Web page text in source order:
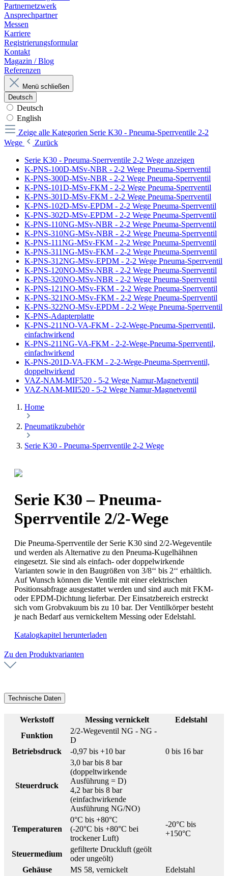
Partnernetzwerk
Ansprechpartner
Messen
Karriere
Registrierungsformular
Kontakt
Magazin / Blog
Referenzen
Menü schließen
Deutsch
Deutsch
English
Zeige alle Kategorien Serie K30 - Pneuma-Sperrventile 2-2
Wege
Zurück
Serie K30 - Pneuma-Sperrventile 2-2 Wege anzeigen
K-PNS-100D-MSv-NBR - 2-2 Wege Pneuma-Sperrventil
K-PNS-300D-MSv-NBR - 2-2 Wege Pneuma-Sperrventil
K-PNS-101D-MSv-FKM - 2-2 Wege Pneuma-Sperrventil
K-PNS-301D-MSv-FKM - 2-2 Wege Pneuma-Sperrventil
K-PNS-102D-MSv-EPDM - 2-2 Wege Pneuma-Sperrventil
K-PNS-302D-MSv-EPDM - 2-2 Wege Pneuma-Sperrventil
K-PNS-110NG-MSv-NBR - 2-2 Wege Pneuma-Sperrventil
K-PNS-310NG-MSv-NBR - 2-2 Wege Pneuma-Sperrventil
K-PNS-111NG-MSv-FKM - 2-2 Wege Pneuma-Sperrventil
K-PNS-311NG-MSv-FKM - 2-2 Wege Pneuma-Sperrventil
K-PNS-312NG-MSv-EPDM - 2-2 Wege Pneuma-Sperrventil
K-PNS-120NO-MSv-NBR - 2-2 Wege Pneuma-Sperrventil
K-PNS-320NO-MSv-NBR - 2-2 Wege Pneuma-Sperrventil
K-PNS-121NO-MSv-FKM - 2-2 Wege Pneuma-Sperrventil
K-PNS-321NO-MSv-FKM - 2-2 Wege Pneuma-Sperrventil
K-PNS-322NO-MSv-EPDM - 2-2 Wege Pneuma-Sperrventil
K-PNS-Adapterplatte
K-PNS-211NO-VA-FKM - 2-2-Wege-Pneuma-Sperrventil,
einfachwirkend
K-PNS-211NG-VA-FKM - 2-2-Wege-Pneuma-Sperrventil,
einfachwirkend
K-PNS-201D-VA-FKM - 2-2-Wege-Pneuma-Sperrventil,
doppeltwirkend
VAZ-NAM-MIF520 - 5-2 Wege Namur-Magnetventil
VAZ-NAM-MII520 - 5-2 Wege Namur-Magnetventil
Home
Pneumatikzubehör
Serie K30 - Pneuma-Sperrventile 2-2 Wege
Serie K30 – Pneuma-
Sperrventile 2/2-Wege
Die Pneuma-Sperrventile der Serie K30 sind 2/2-Wegeventile
und werden als Alternative zu den Pneuma-Kugelhähnen
eingesetzt. Sie sind als einfach- oder doppelwirkende
Varianten sowie in den Baugrößen von 3/8‘‘ bis 2‘‘ erhältlich.
Auf Wunsch können die Ventile mit einer elektrischen
Positionsabfrage ausgestattet werden und sind auch mit FKM-
oder EPDM-Dichtung lieferbar. Der Einsatzbereich erstreckt
sich vom Grobvakuum bis zu 10 bar. Der Ventilkörper besteht
je nach Bedarf aus vernickeltem Messing oder Edelstahl.
Katalogkapitel herunterladen
Zu den Produktvarianten
Technische Daten
Werkstoff Messing vernickelt
Edelstahl
Funktion
2/2-Wegeventil NG - NG -
D
Betriebsdruck
-0,97 bis +10 bar 0 bis 16 bar
Steuerdruck
3,0 bar bis 8 bar
(doppeltwirkende
Ausführung = D)
4,2 bar bis 8 bar
(einfachwirkende
Ausführung NG/NO)
Temperaturen
0°C bis +80°C
(-20°C bis +80°C bei
trockener Luft)
-20°C bis
+150°C
Steuermedium
gefilterte Druckluft (geölt
oder ungeölt)
Gehäuse
MS 58, vernickelt
Edelstahl